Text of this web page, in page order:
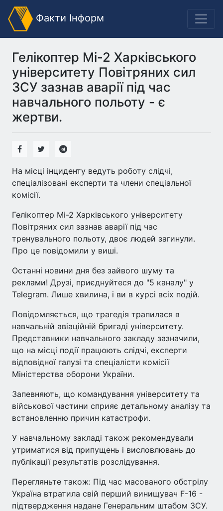
Факти Інформ
Гелікоптер Мі-2 Харківського
університету Повітряних сил
ЗСУ зазнав аварії під час
навчального польоту - є
жертви.
На місці інциденту ведуть роботу слідчі,
спеціалізовані експерти та члени спеціальної
комісії.
Гелікоптер Мі-2 Харківського університету
Повітряних сил зазнав аварії під час
тренувального польоту, двоє людей загинули.
Про це повідомили у виші.
Останні новини дня без зайвого шуму та
реклами! Друзі, приєднуйтеся до "5 каналу" у
Telegram. Лише хвилина, і ви в курсі всіх подій.
Повідомляється, що трагедія трапилася в
навчальній авіаційній бригаді університету.
Представники навчального закладу зазначили,
що на місці події працюють слідчі, експерти
відповідної галузі та спеціалісти комісії
Міністерства оборони України.
Запевняють, що командування університету та
військової частини сприяє детальному аналізу та
встановленню причин катастрофи.
У навчальному закладі також рекомендували
утриматися від припущень і висловлювань до
публікації результатів розслідування.
Перегляньте також: Під час масованого обстрілу
Україна втратила свій перший винищувач F-16 -
підтвердження надане Генеральним штабом ЗСУ.